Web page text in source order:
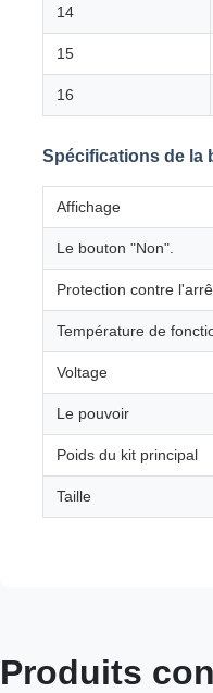
14
15
16
Spécifications de la
Affichage
Le bouton "Non".
Protection contre
Température de
Voltage
Le pouvoir
Poids du kit principal
Taille
Produits